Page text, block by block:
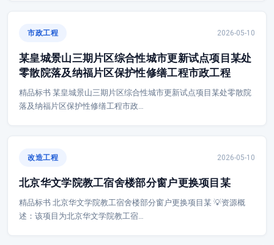
市政工程 2026-05-10
某皇城景山三期片区综合性城市更新试点项目某处
零散院落及纳福片区保护性修缮工程市政工程
精品标书 某皇城景山三期片区综合性城市更新试点项目某处零散院
落及纳福片区保护性修缮工程市政…
改造工程 2026-05-10
北京华文学院教工宿舍楼部分窗户更换项目某
精品标书 北京华文学院教工宿舍楼部分窗户更换项目某 💡资源概
述：该项目为北京华文学院教工宿…